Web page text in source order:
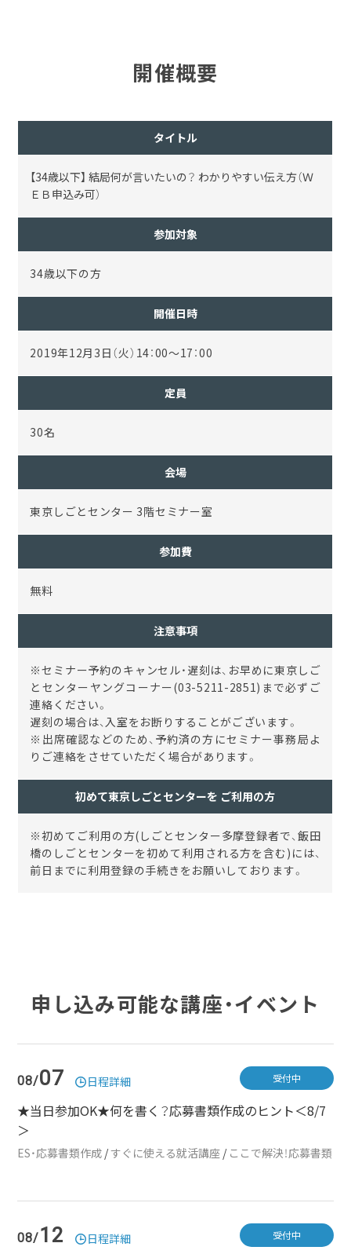
開催概要
タイトル
【34歳以下】 結局何が言いたいの？ わかりやすい伝え方（Ｗ
ＥＢ申込み可）
参加対象
34歳以下の方
開催日時
2019年12月3日（火）14：00～17：00
定員
30名
会場
東京しごとセンター 3階セミナー室
参加費
無料
注意事項
※セミナー予約のキャンセル・遅刻は、お早めに東京しご
とセンターヤングコーナー(03-5211-2851)まで必ずご
連絡ください。
遅刻の場合は、入室をお断りすることがございます。
※出席確認などのため、予約済の方にセミナー事務局よ
りご連絡をさせていただく場合があります。
初めて東京しごとセンターを ご利用の方
※初めてご利用の方(しごとセンター多摩登録者で、飯田
橋のしごとセンターを初めて利用される方を含む)には、
前日までに利用登録の手続きをお願いしております。
申し込み可能な講座・イベント
08/07 日程詳細
★当日参加OK★何を書く？応募書類作成のヒント＜8/7
＞
ES・応募書類作成 /すぐに使える就活講座 / ここで解決！応募書類
受付中
08/12 日程詳細 受付中